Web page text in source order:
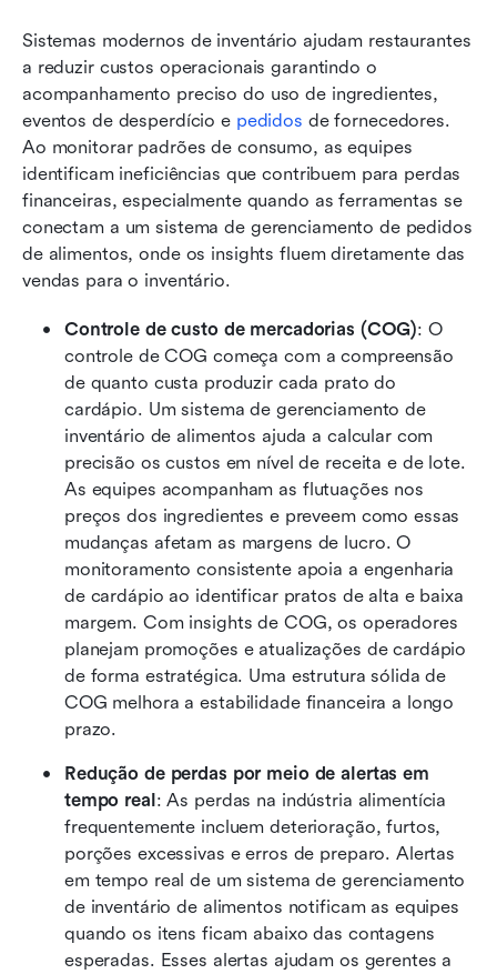
Sistemas modernos de inventário ajudam restaurantes
a reduzir custos operacionais garantindo o
acompanhamento preciso do uso de ingredientes,
eventos de desperdício e pedidos de fornecedores.
Ao monitorar padrões de consumo, as equipes
identificam ineficiências que contribuem para perdas
financeiras, especialmente quando as ferramentas se
conectam a um sistema de gerenciamento de pedidos
de alimentos, onde os insights fluem diretamente das
vendas para o inventário.
Controle de custo de mercadorias (COG): O
controle de COG começa com a compreensão
de quanto custa produzir cada prato do
cardápio. Um sistema de gerenciamento de
inventário de alimentos ajuda a calcular com
precisão os custos em nível de receita e de lote.
As equipes acompanham as flutuações nos
preços dos ingredientes e preveem como essas
mudanças afetam as margens de lucro. O
monitoramento consistente apoia a engenharia
de cardápio ao identificar pratos de alta e baixa
margem. Com insights de COG, os operadores
planejam promoções e atualizações de cardápio
de forma estratégica. Uma estrutura sólida de
COG melhora a estabilidade financeira a longo
prazo.
Redução de perdas por meio de alertas em
tempo real: As perdas na indústria alimentícia
frequentemente incluem deterioração, furtos,
porções excessivas e erros de preparo. Alertas
em tempo real de um sistema de gerenciamento
de inventário de alimentos notificam as equipes
quando os itens ficam abaixo das contagens
esperadas. Esses alertas ajudam os gerentes a